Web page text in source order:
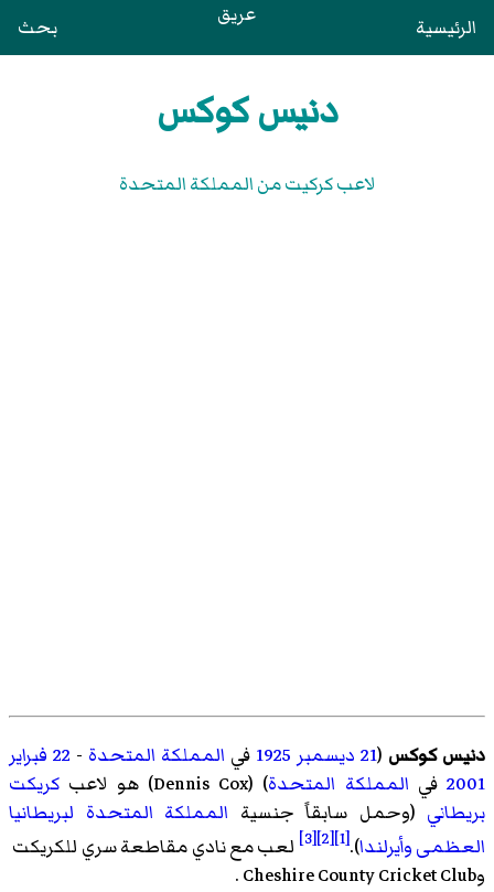
الرئيسية عريق بحث
دنيس كوكس
لاعب كركيت من المملكة المتحدة
دنيس كوكس (21 ديسمبر 1925 في المملكة المتحدة - 22 فبراير
2001 في المملكة المتحدة) (
Dennis Cox)‏ هو لاعب كريكت
بريطاني (وحمل سابقاً جنسية المملكة المتحدة لبريطانيا
العظمى وأيرلندا).
[1]
[2]
[3] لعب معنادي مقاطعة سري للكريكت
وCheshire County Cricket Club
.